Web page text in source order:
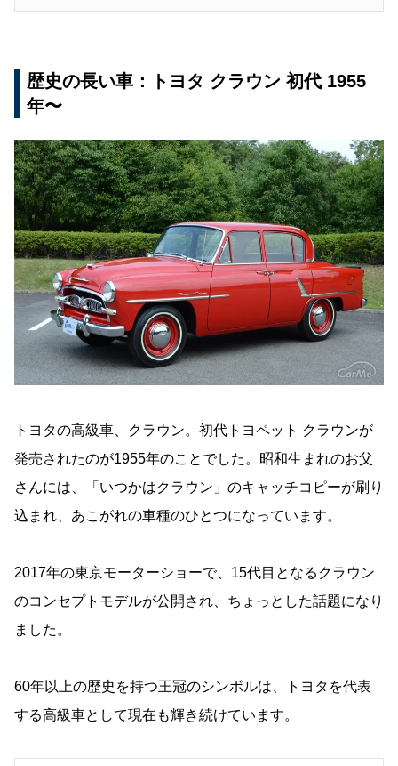
歴史の長い車：トヨタ クラウン 初代 1955
年〜
トヨタの高級車、クラウン。初代トヨペット クラウンが
発売されたのが1955年のことでした。昭和生まれのお父
さんには、「いつかはクラウン」のキャッチコピーが刷り
込まれ、あこがれの車種のひとつになっています。
2017年の東京モーターショーで、15代目となるクラウン
のコンセプトモデルが公開され、ちょっとした話題になり
ました。
60年以上の歴史を持つ王冠のシンボルは、トヨタを代表
する高級車として現在も輝き続けています。